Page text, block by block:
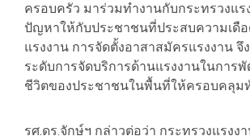
ครอบครัว มาร่วมทำงานกับกระทรวงแร
ปัญหาให้กับประชาชนที่ประสบความเดื
แรงงาน การจัดตั้งอาสาสมัครแรงงาน จึ
ระดับการจัดบริการด้านแรงงานในกา
ชีวิตของประชาชนในพื้นที่ให้ครอบคลุม
รศ.ดร.จักษ์ฯ กล่าวต่อว่า กระทรวงแรงง